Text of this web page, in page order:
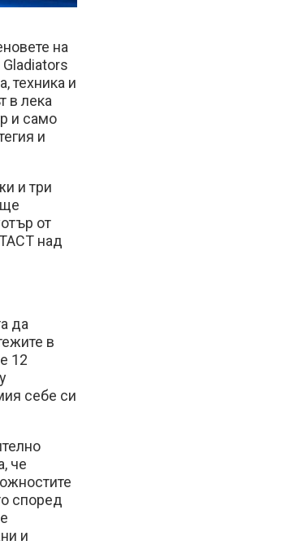
на
Gladiators
техника и
в лека
и само
и
и три
ще
от
над
да
в
12
себе си
че
според
и